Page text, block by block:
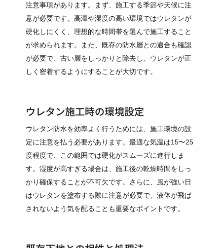
注意事項があります。まず、施工する季節や天候に注
意が必要です。高温や湿度の高い環境ではウレタンが
硬化しにくく、理想的な時間帯を選んで施工すること
が求められます。また、既存の防水層との適合も確認
が必要で、古い層をしっかりと除去し、ウレタンが正
しく密着するようにすることが大切です。
ウレタン施工時の環境設定
ウレタン防水を効率よく行うためには、施工環境の設
定に注意を払う必要があります。最適な気温は15〜25
度程度で、この範囲では硬化がスムーズに進行しま
す。湿度が高すぎる場合は、施工後の乾燥時間をしっ
かり確保することが不可欠です。さらに、風が強い日
はウレタンを塗布する際に注意が必要で、液体が飛ば
されないよう気を配ることも重要なポイントです。